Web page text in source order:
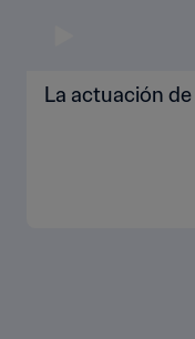
La actuación